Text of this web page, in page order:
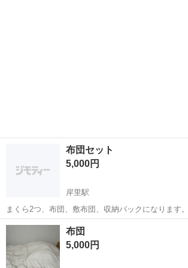
布団セット
5,000円
岸里駅
まくら2つ、布団、敷布団、収納バックになります
なります。 1.2ヶ月くらい使用しました。ペットな
家の下までとりにこれる方
大阪 大阪市 岸里駅
布団
5,000円